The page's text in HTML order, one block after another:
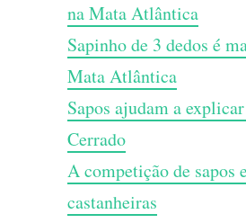
na Mata Atlântica
Sapinho de 3 dedos é
Mata Atlântica
Sapos ajudam a
Cerrado
A competição de sapos
castanheiras